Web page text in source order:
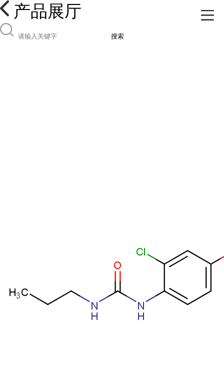
产品展厅
搜索